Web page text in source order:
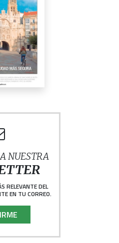
NUESTRA
RELEVANTE DEL
EN TU CORREO.